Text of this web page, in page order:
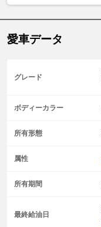
愛車データ
グレード
ボディーカラー
所有形態
属性
所有期間
最終給油日